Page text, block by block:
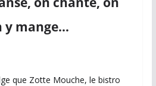
y mange…
que Zotte Mouche, le bistro